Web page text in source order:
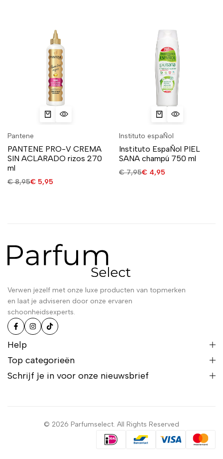
Pantene
PANTENE PRO-V CREMA
SIN ACLARADO rizos 270
ml
€8,95€ 5,95
Instituto espaÑol
Instituto EspaÑol PIEL
SANA champú 750 ml
€7,95€ 4,95
Verwen jezelf met onze luxe producten van topmerken
en laat je adviseren door onze ervaren
schoonheidsexperts.
Help
Top categorieën
Schrijf je in voor onze nieuwsbrief
© 2026 Parfumselect. All Rights Reserved